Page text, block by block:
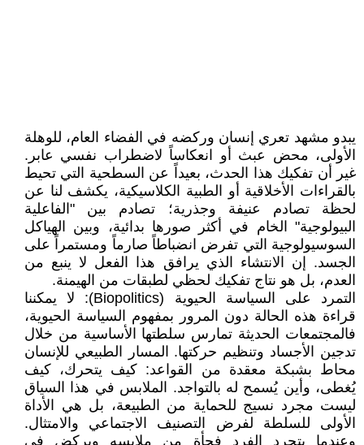
​يبدو مشهد تعري إنسان وركضه في الفضاء العام، للوهلة
الأولى، محض عبث أو انعكاساً لاضطراب نفسي عابر.
غير أن تفكيك هذا الحدث، بعيداً عن السطحية التي تحيط
بالقراءات الأخلاقية أو الطبية الكلاسيكية، يكشف لنا عن
لحظة تصادم عنيفة وجذرية؛ تصادم بين "الفاعلية
البيولوجية" الخام في أكثر صورها بدائية، وبين الهياكل
السوسيولوجية التي تفرض انضباطاً صارماً ومستمراً على
الجسد. إن الانتشاء الذي يرافق هذا الفعل لا ينبع من
العدم، بل هو نتاج تفكيك لحظي لطبقات من الهيمنة.
​التمرد على السياسة الحيوية (Biopolitics): لا يمكننا
قراءة هذه الحالة دون المرور بمفهوم السياسة الحيوية،
فالمجتمعات الحديثة تمارس سلطتها الأساسية من خلال
تدجين الأجساد وتنظيم حركتها. المسار الطبيعي للإنسان
محاط بشبكة معقدة من القواعد: كيف يتحرك، كيف
يُغطى، وأين يُسمح له بالتواجد. الملابس في هذا السياق
ليست مجرد نسيج للحماية من الطبيعة، بل هي الأداة
الأولى للسلطة لفرض التصنيف الاجتماعي والامتثال.
وعندما يتجرد الفرد فجأة من ملابسه ويركض في